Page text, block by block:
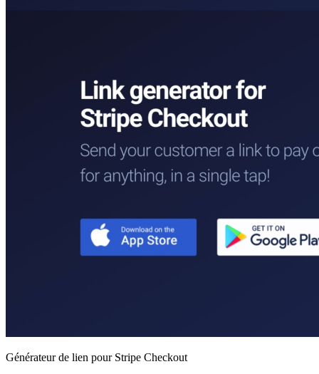
Générateur de lien pour Stripe Checkout